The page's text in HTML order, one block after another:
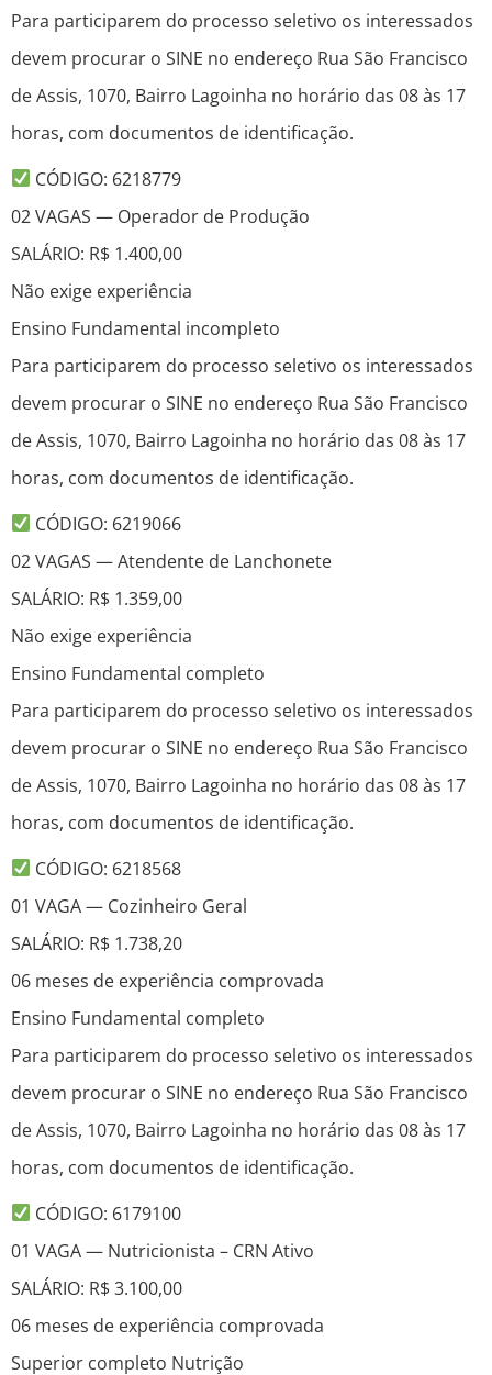
Para participarem do processo seletivo os interessados
devem procurar o SINE no endereço Rua São Francisco
de Assis, 1070, Bairro Lagoinha no horário das 08 às 17
horas, com documentos de identificação.
CÓDIGO: 6218779
02 VAGAS — Operador de Produção
SALÁRIO: R$ 1.400,00
Não exige experiência
Ensino Fundamental incompleto
Para participarem do processo seletivo os interessados
devem procurar o SINE no endereço Rua São Francisco
de Assis, 1070, Bairro Lagoinha no horário das 08 às 17
horas, com documentos de identificação.
CÓDIGO: 6219066
02 VAGAS — Atendente de Lanchonete
SALÁRIO: R$ 1.359,00
Não exige experiência
Ensino Fundamental completo
Para participarem do processo seletivo os interessados
devem procurar o SINE no endereço Rua São Francisco
de Assis, 1070, Bairro Lagoinha no horário das 08 às 17
horas, com documentos de identificação.
CÓDIGO: 6218568
01 VAGA — Cozinheiro Geral
SALÁRIO: R$ 1.738,20
06 meses de experiência comprovada
Ensino Fundamental completo
Para participarem do processo seletivo os interessados
devem procurar o SINE no endereço Rua São Francisco
de Assis, 1070, Bairro Lagoinha no horário das 08 às 17
horas, com documentos de identificação.
CÓDIGO: 6179100
01 VAGA — Nutricionista – CRN Ativo
SALÁRIO: R$ 3.100,00
06 meses de experiência comprovada
Superior completo Nutrição